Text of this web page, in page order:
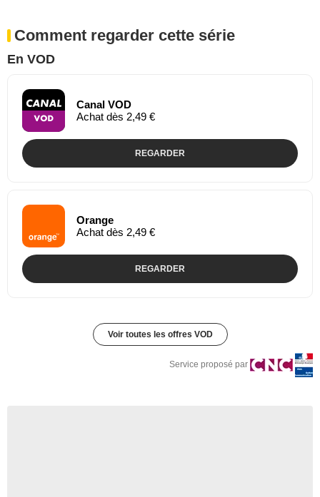
Comment regarder cette série
En VOD
Canal VOD
Achat dès 2,49 €
REGARDER
Orange
Achat dès 2,49 €
REGARDER
Voir toutes les offres VOD
Service proposé par